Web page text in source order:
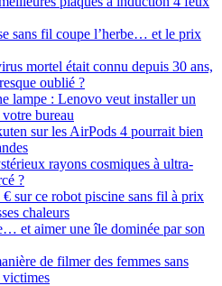
sans fil coupe l’herbe… et le prix
mortel était connu depuis 30 ans,
oublié ?
lampe : Lenovo veut installer un
bureau
sur les AirPods 4 pourrait bien
rayons cosmiques à ultra-
?
sur ce robot piscine sans fil à prix
chaleurs
et aimer une île dominée par son
de filmer des femmes sans
victimes